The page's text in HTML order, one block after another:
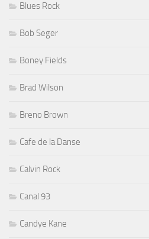
Blues Rock
Bob Seger
Boney Fields
Brad Wilson
Breno Brown
Cafe de la Danse
Calvin Rock
Canal 93
Candye Kane